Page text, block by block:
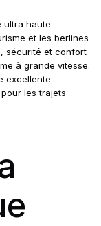
ultra haute
et les berlines
sécurité et confort
à grande vitesse.
excellente
les trajets